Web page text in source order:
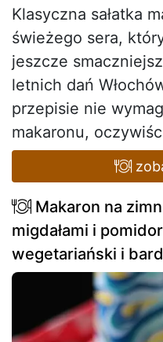
Klasyczna sałatka
świeżego sera,
jeszcze
letnich dań
przepisie nie
makaronu,
Makaron na
migdałami i
wegetariański i